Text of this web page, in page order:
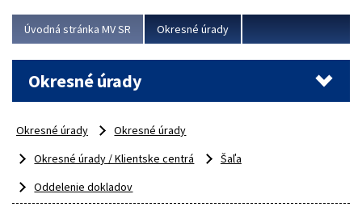
Viac
Úvodná stránka MV SR Okresné úrady
Okresné úrady
Okresné úrady
Okresné úrady
Okresné úrady / Klientske centrá
Šaľa
Oddelenie dokladov